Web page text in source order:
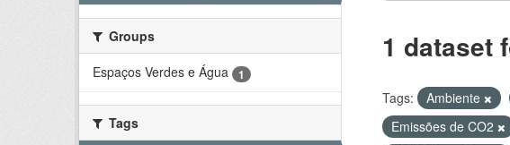
Groups
Espaços Verdes e Água
1
Tags
1 dataset
Tags: Ambiente
Emissões de CO2